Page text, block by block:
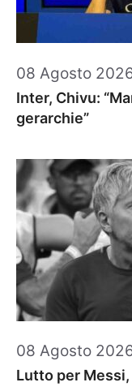
08 Agosto
Inter, Chivu:
gerarchie”
08 Agosto
Lutto per